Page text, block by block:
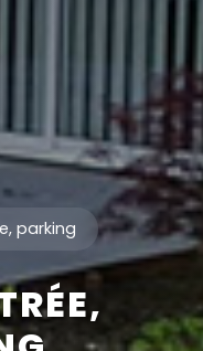
parking